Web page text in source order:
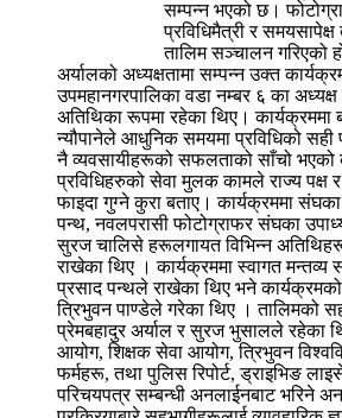
सम्पन्न भएको छ।
प्रविधिमैत्री र
तालिम सञ्चालन गरिएको
अर्यालको अध्यक्षतामा सम्पन्न उक्त
उपमहानगरपालिका वडा नम्बर ६ का
अतिथिका रूपमा रहेका थिए। कार्यक्रममा
न्यौपानेले आधुनिक समयमा प्रविधिको सही
नै व्यवसायीहरूको सफलताको साँचो
प्रविधिहरुको सेवा मुलक कामले राज्य पक्ष र
फाइदा गुग्ने कुरा बताए। कार्यक्रममा
पन्थ, नवलपरासी फोटोग्राफर संघका
सुरज चालिसे हरूलगायत विभिन्न
राखेका थिए । कार्यक्रममा स्वागत मन्तव्य
प्रसाद पन्थले राखेका थिए भने
त्रिभुवन पाण्डेले गरेका थिए । तालिमको
प्रेमबहादुर अर्याल र सुरज भुसालले रहेका
आयोग, शिक्षक सेवा आयोग, त्रिभुवन
फर्महरू, तथा पुलिस रिपोर्ट, ड्राइभिङ
परिचयपत्र सम्बन्धी अनलाईनबाट भरिने